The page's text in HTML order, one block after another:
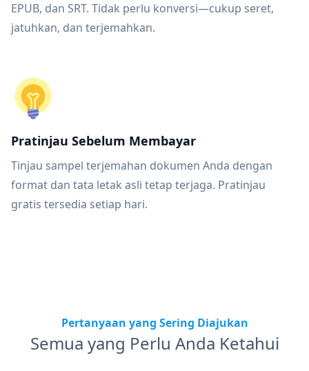
EPUB, dan SRT. Tidak perlu konversi—cukup seret,
jatuhkan, dan terjemahkan.
Pratinjau Sebelum Membayar
Tinjau sampel terjemahan dokumen Anda dengan
format dan tata letak asli tetap terjaga. Pratinjau
gratis tersedia setiap hari.
Pertanyaan yang Sering Diajukan
Semua yang Perlu Anda Ketahui